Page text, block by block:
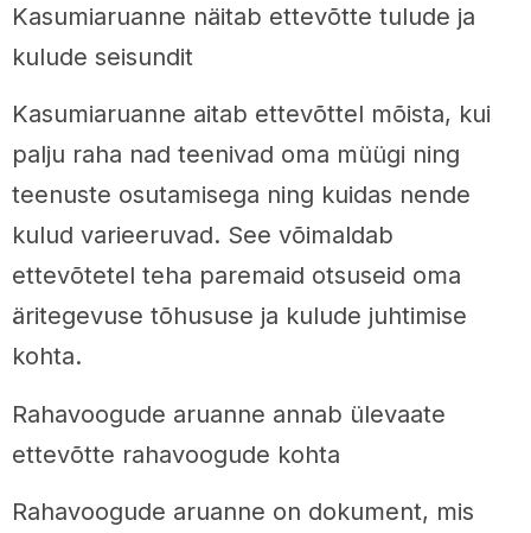
Kasumiaruanne näitab ettevõtte tulude ja
kulude seisundit
Kasumiaruanne aitab ettevõttel mõista, kui
palju raha nad teenivad oma müügi ning
teenuste osutamisega ning kuidas nende
kulud varieeruvad. See võimaldab
ettevõtetel teha paremaid otsuseid oma
äritegevuse tõhususe ja kulude juhtimise
kohta.
Rahavoogude aruanne annab ülevaate
ettevõtte rahavoogude kohta
Rahavoogude aruanne on dokument, mis